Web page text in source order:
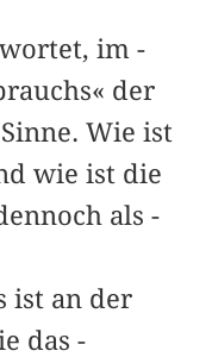
im
der
Wie ist
wie ist die
als
ist an der
das